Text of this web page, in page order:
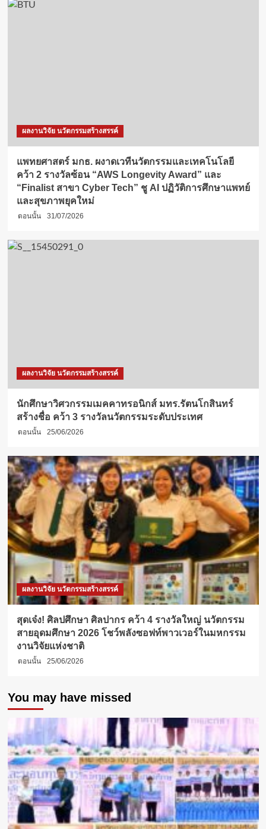
ผลงานวิจัย นวัตกรรมสร้างสรรค์
แพทยศาสตร์ มกธ. ผงาดเวทีนวัตกรรมและเทคโนโลยี
คว้า 2 รางวัลซ้อน “AWS Longevity Award” และ
“Finalist สาขา Cyber Tech” ชู AI ปฏิวัติการศึกษาแพทย์
และสุขภาพยุคใหม่
ตอนนั้น 31/07/2026
ผลงานวิจัย นวัตกรรมสร้างสรรค์
นักศึกษาวิศวกรรมเมคคาทรอนิกส์ มทร.รัตนโกสินทร์
สร้างชื่อ คว้า 3 รางวัลนวัตกรรมระดับประเทศ
ตอนนั้น 25/06/2026
ผลงานวิจัย นวัตกรรมสร้างสรรค์
สุดเจ๋ง! ศิลปศึกษา ศิลปากร คว้า 4 รางวัลใหญ่ นวัตกรรม
สายอุดมศึกษา 2026 โชว์พลังซอฟท์พาวเวอร์ในมหกรรม
งานวิจัยแห่งชาติ
ตอนนั้น 25/06/2026
You may have missed